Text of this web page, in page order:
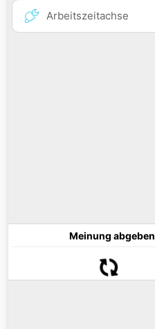
Arbeitszeitachse
Meinung abgeben